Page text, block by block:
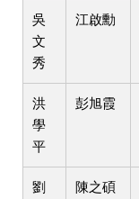
吳
文
秀
江啟勳
洪
學
平
彭旭霞
劉
陳之碩